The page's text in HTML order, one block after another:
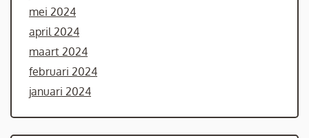
mei 2024
april 2024
maart 2024
februari 2024
januari 2024